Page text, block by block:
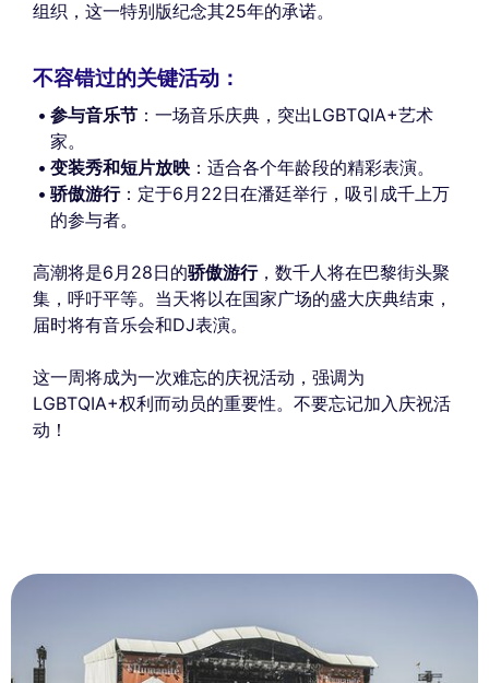
组织，这一特别版纪念其25年的承诺。
不容错过的关键活动：
参与音乐节 ：一场音乐庆典，突出LGBTQIA+艺术
家。
变装秀和短片放映 ：适合各个年龄段的精彩表演。
骄傲游行：定于6月22日在潘廷举行，吸引成千上万
的参与者。
高潮将是6月28日的骄傲游行，数千人将在巴黎街头聚
集，呼吁平等。当天将以在国家广场的盛大庆典结束，
届时将有音乐会和DJ表演。
这一周将成为一次难忘的庆祝活动，强调为
LGBTQIA+权利而动员的重要性。不要忘记加入庆祝活
动！